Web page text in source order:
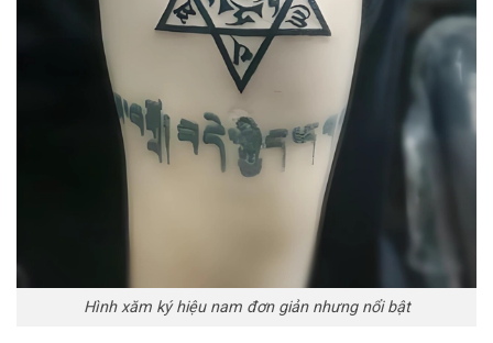
Hình xăm ký hiệu nam đơn giản nhưng nổi bật